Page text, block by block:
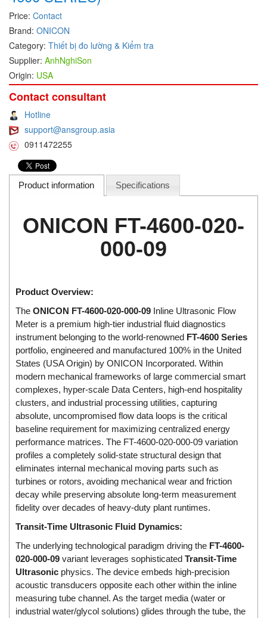
DEIF
Delmhorst VietNam
DELTA
Delta Ohm
Delta sensor
Delta-mobrey
DEMA Engineering/ Foam- IT
DESAX
DET-TRONICS
Deublin
Dias Infrared
Di-Soric
Dixon Valve
Doctor Led Vietnam
DOLD - Autho ANS
Dold Vietnam
Dongdo Tech
Donghwa Valve
Dongkun
Dosing Pump
DR. NEUMANN Peltier-Technik
Driesen Kern
Dropsa Vietnam
DUCATI
Duclean
Dukin Besko
Dunkermotoren
Price: Contact
Brand: ONICON
Category: Thiết bị đo lường & Kiểm tra
Supplier: AnhNghiSon
Origin: USA
Contact consultant
Hotline
support@ansgroup.asia
0911472255
Product information Specifications
ONICON FT-4600-020-
000-09
Product Overview:
The ONICON FT-4600-020-000-09 Inline Ultrasonic Flow
Meter is a premium high-tier industrial fluid diagnostics
instrument belonging to the world-renowned FT-4600 Series
portfolio, engineered and manufactured 100% in the United
States (USA Origin) by ONICON Incorporated. Within
modern mechanical frameworks of large commercial smart
complexes, hyper-scale Data Centers, high-end hospitality
clusters, and industrial processing utilities, capturing
absolute, uncompromised flow data loops is the critical
baseline requirement for maximizing centralized energy
performance matrices. The FT-4600-020-000-09 variation
profiles a completely solid-state structural design that
eliminates internal mechanical moving parts such as
turbines or rotors, avoiding mechanical wear and friction
decay while preserving absolute long-term measurement
fidelity over decades of heavy-duty plant runtimes.
Transit-Time Ultrasonic Fluid Dynamics:
The underlying technological paradigm driving the FT-4600-
020-000-09 variant leverages sophisticated Transit-Time
Ultrasonic physics. The device embeds high-precision
acoustic transducers opposite each other within the inline
measuring tube channel. As the target media (water or
industrial water/glycol solutions) glides through the tube, the